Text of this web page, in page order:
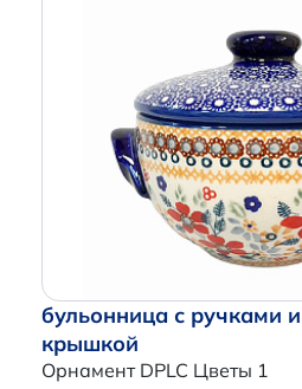
бульонница с ручками и
крышкой
Орнамент DPLC Цветы 1